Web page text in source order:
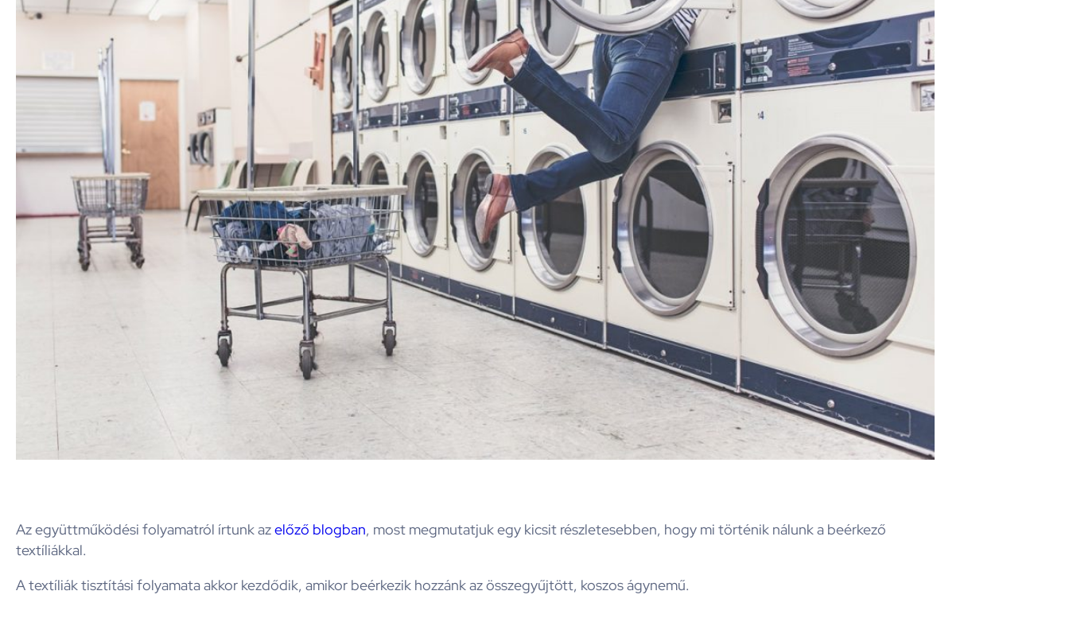
Az együttműködési folyamatról írtunk azelőző blogban, most megmutatjuk egy kicsit részletesebben, hogy mi történik nálunk a beérkező
textíliákkal.
A textíliák tisztítási folyamata akkor kezdődik, amikor beérkezik hozzánk az összegyűjtött, koszos ágynemű.